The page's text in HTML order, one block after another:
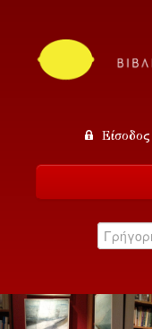
Είσοδος
Κατάλογος
Εκδηλώσεις